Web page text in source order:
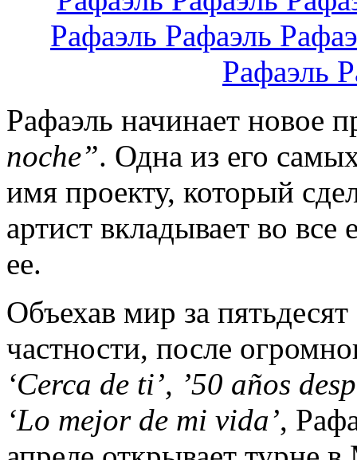
Рафаэль начинает новое
noche”. Одна из его
имя проекту, который
артист вкладывает во
ее.
Объехав мир за
частности, после
‘Cerca de ti’, ’50 años
‘Lo mejor de mi vida’,